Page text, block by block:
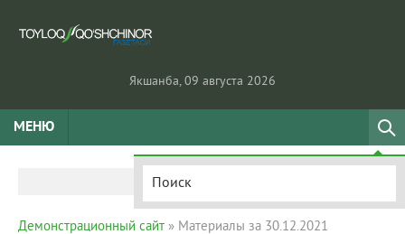
Якшанба, 09 августа 2026
МЕНЮ
Демонстрационный сайт » Материалы за 30.12.2021